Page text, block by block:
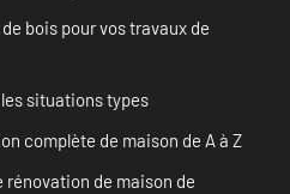
bois pour vos travaux de
situations types
complète de maison de A à Z
rénovation de maison de